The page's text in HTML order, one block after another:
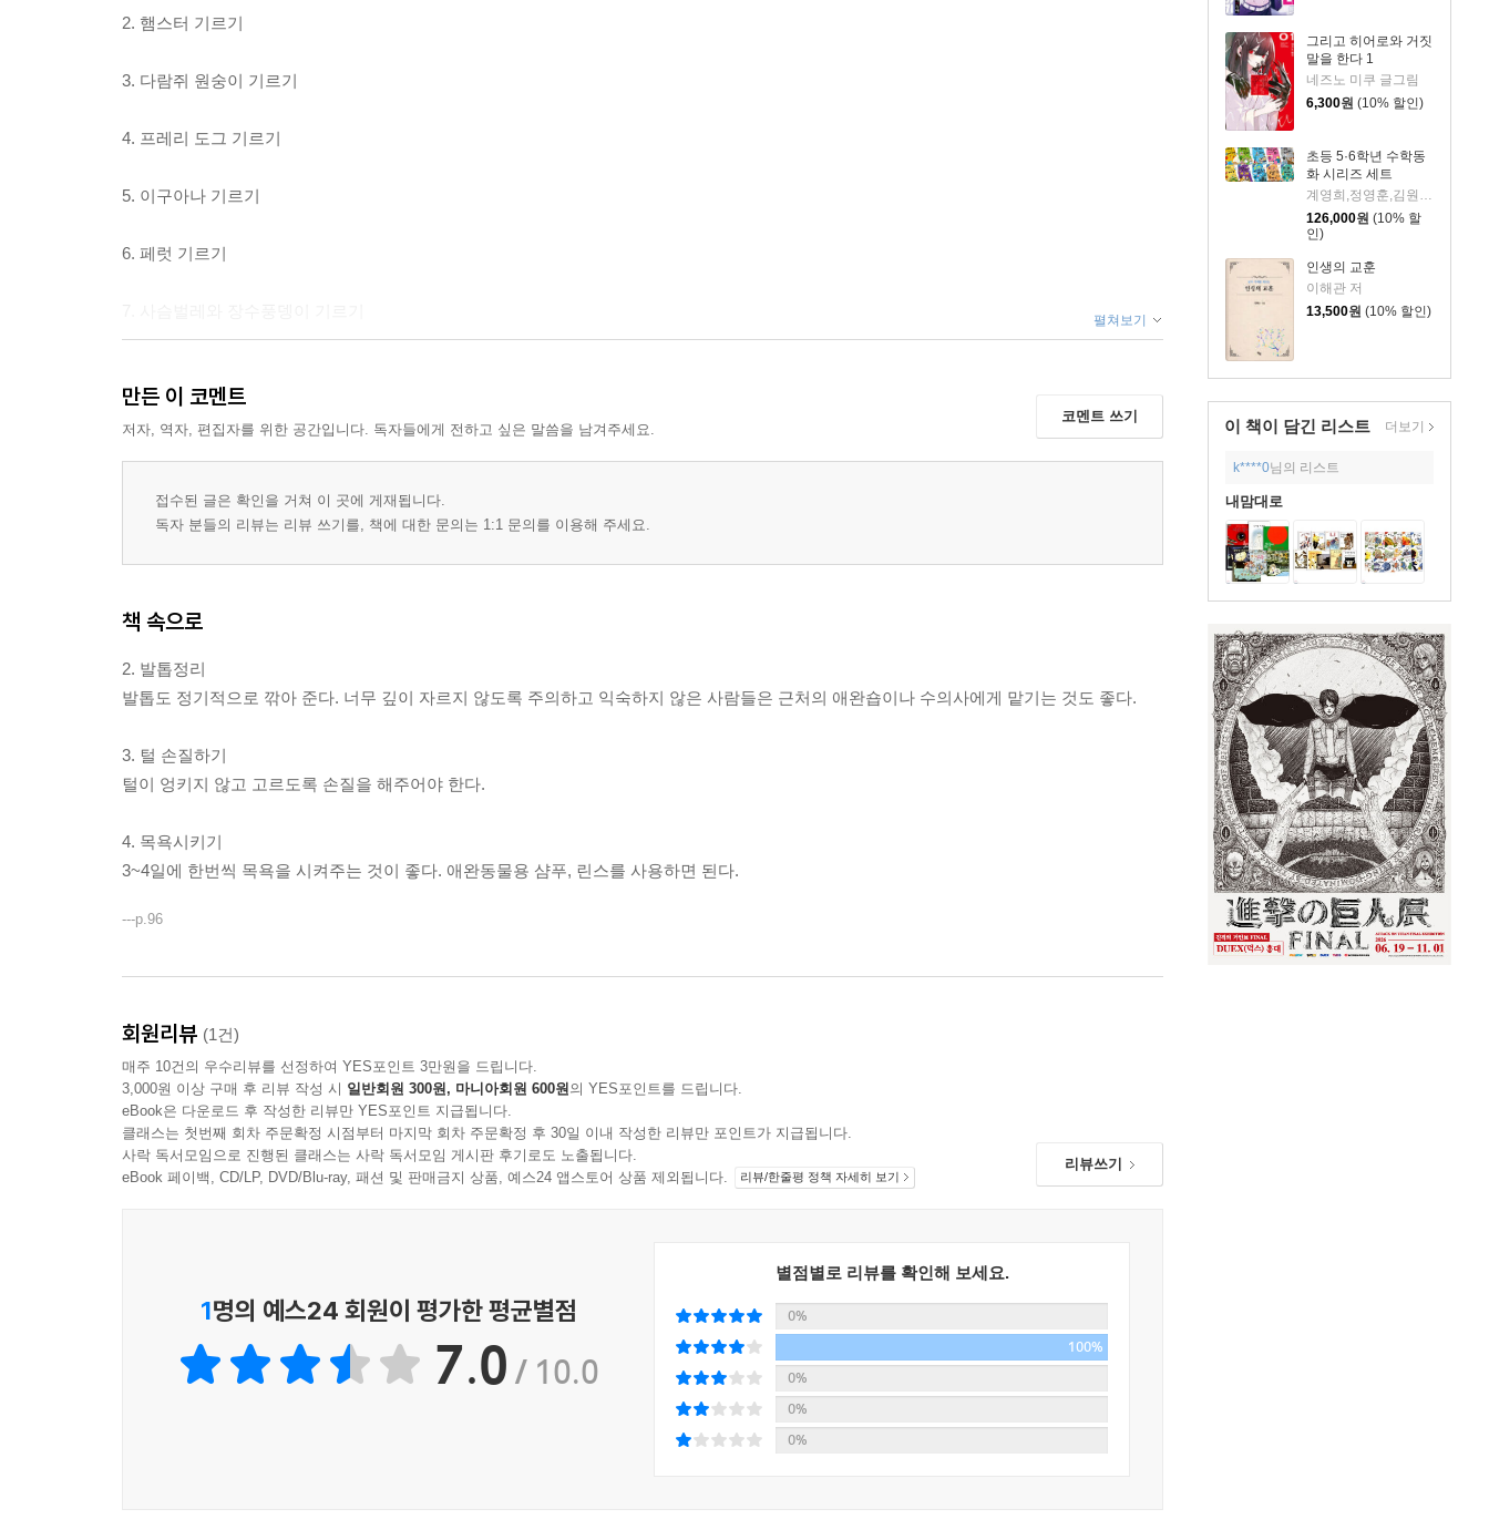
그리고 히어로와 거짓
말을 한다 1
네즈노 미쿠 글그림
6,300원 (10% 할인)
초등 5·6학년 수학동
화 시리즈 세트
계영희,정영훈,김원섭,노영란,이안,안선모 등글/오정조,이진호,백선웅 등그림
126,000원 (10% 할
인)
인생의 교훈
이해관 저
13,500원 (10% 할인)
이 책이 담긴 리스트 더보기
k****0님의 리스트
내맘대로
2. 햄스터 기르기
3. 다람쥐 원숭이 기르기
4. 프레리 도그 기르기
5. 이구아나 기르기
6. 페럿 기르기
9. 고슴도치 기르기
펼쳐보기
만든 이 코멘트
저자, 역자, 편집자를 위한 공간입니다. 독자들에게 전하고 싶은 말씀을 남겨주세요.
코멘트 쓰기
접수된 글은 확인을 거쳐 이 곳에 게재됩니다.
독자 분들의 리뷰는 리뷰 쓰기를, 책에 대한 문의는 1:1 문의를 이용해 주세요.
책 속으로
2. 발톱정리
발톱도 정기적으로 깎아 준다. 너무 깊이 자르지 않도록 주의하고 익숙하지 않은 사람들은 근처의 애완숍이나 수의사에게 맡기는 것도 좋다.
3. 털 손질하기
털이 엉키지 않고 고르도록 손질을 해주어야 한다.
4. 목욕시키기
3~4일에 한번씩 목욕을 시켜주는 것이 좋다. 애완동물용 샴푸, 린스를 사용하면 된다.
---p.96
회원리뷰 (1건)
매주 10건의 우수리뷰를 선정하여 YES포인트 3만원을 드립니다.
3,000원 이상 구매 후 리뷰 작성 시 일반회원 300원, 마니아회원 600원의 YES포인트를 드립니다.
eBook은 다운로드 후 작성한 리뷰만 YES포인트 지급됩니다.
클래스는 첫번째 회차 주문확정 시점부터 마지막 회차 주문확정 후 30일 이내 작성한 리뷰만 포인트가 지급됩니다.
사락 독서모임으로 진행된 클래스는 사락 독서모임 게시판 후기로도 노출됩니다.
eBook 페이백, CD/LP, DVD/Blu-ray, 패션 및 판매금지 상품, 예스24 앱스토어 상품 제외됩니다.
리뷰/한줄평 정책 자세히 보기
리뷰쓰기
1명의 예스24 회원이 평가한 평균별점
7.0 / 10.0
별점별로 리뷰를 확인해 보세요.
0%
100%
0%
0%
0%